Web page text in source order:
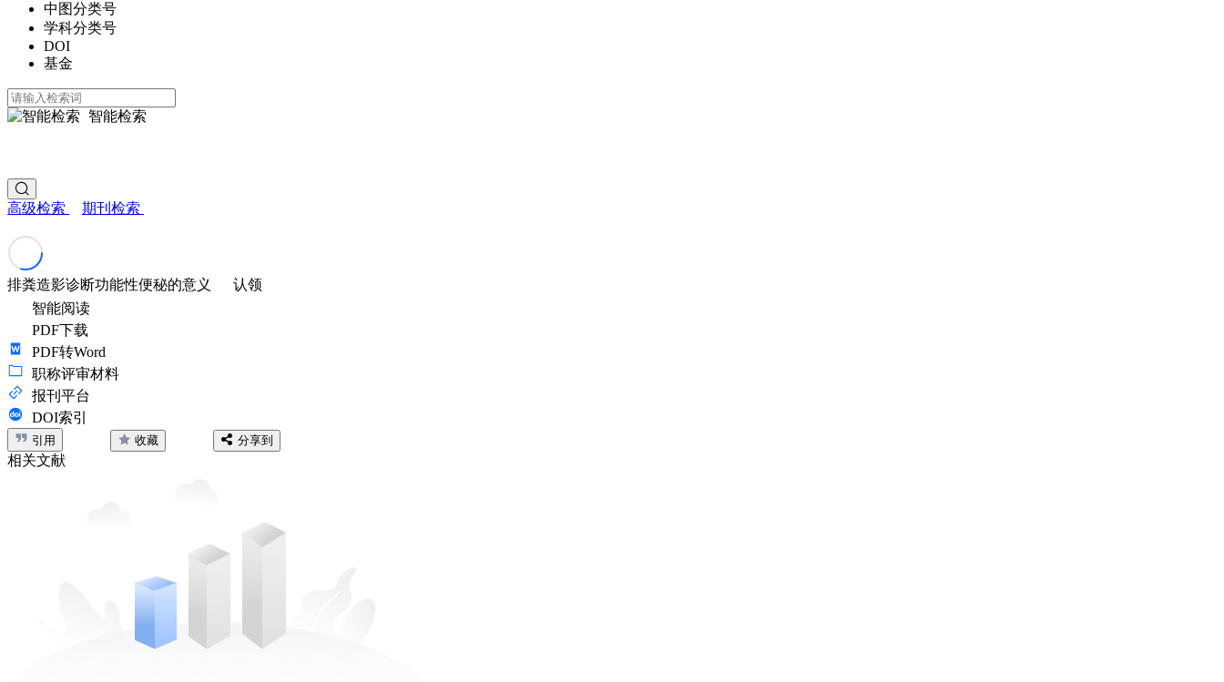
中图分类号
学科分类号
DOI
基金
智能检索
高级检索 期刊检索
排粪造影诊断功能性便秘的意义
认领
智能阅读
PDF下载
PDF转Word
职称评审材料
报刊平台
DOI索引
引用 收藏 分享到
相关文献